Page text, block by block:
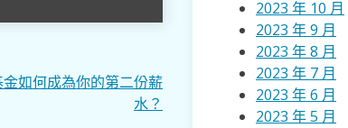
如何成為你的第二份薪
水？
2023 年 10 月
2023 年 9 月
2023 年 8 月
2023 年 7 月
2023 年 6 月
2023 年 5 月